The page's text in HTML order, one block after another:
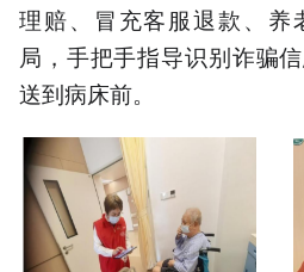
理赔、冒充客服退款、养
局，手把手指导识别诈骗
送到病床前。